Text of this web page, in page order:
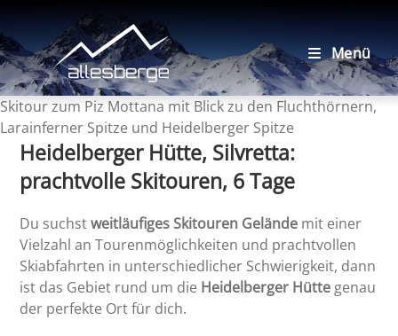
springen
Menü
Skitour zum Piz Mottana mit Blick zu den Fluchthörnern,
Larainferner Spitze und Heidelberger Spitze
Heidelberger Hütte, Silvretta:
prachtvolle Skitouren, 6 Tage
Du suchstweitläufiges Skitouren Gelände mit einer
Vielzahl an Tourenmöglichkeiten und prachtvollen
Skiabfahrten in unterschiedlicher Schwierigkeit, dann
ist das Gebiet rund um die Heidelberger Hütte genau
der perfekte Ort für dich.